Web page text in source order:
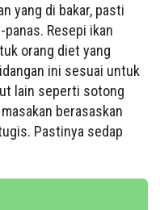
yang di bakar, pasti
Resepi ikan
orang diet yang
ini sesuai untuk
lain seperti sotong
berasaskan
Pastinya sedap